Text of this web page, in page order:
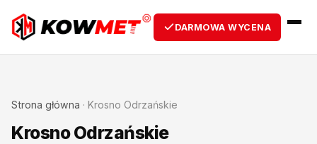
DARMOWA WYCENA
Strona główna · Krosno Odrzańskie
Krosno Odrzańskie